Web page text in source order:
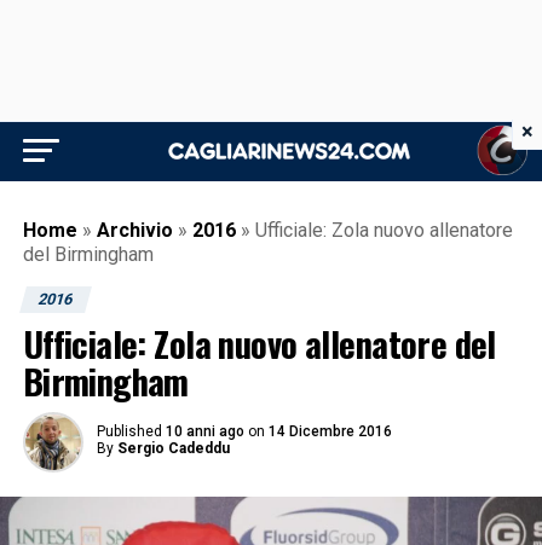
Home » Archivio » 2016 » Ufficiale: Zola nuovo allenatore
del Birmingham
2016
Ufficiale: Zola nuovo allenatore del
Birmingham
Published 10 anni ago on 14 Dicembre 2016
By Sergio Cadeddu
×